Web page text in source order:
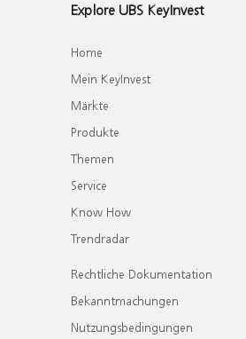
Explore UBS KeyInvest
Home
Mein KeyInvest
Märkte
Produkte
Themen
Service
Know How
Trendradar
Rechtliche Dokumentation
Bekanntmachungen
Nutzungsbedingungen